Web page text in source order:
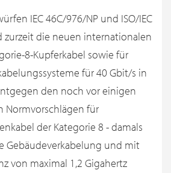
IEC 46C/976/NP und ISO/IEC
zurzeit die neuen internationalen
8-Kupferkabel sowie für
für 40 Gbit/s in
den noch vor einigen
Normvorschlägen für
der Kategorie 8 - damals
Gebäudeverkabelung und mit
von maximal 1,2 Gigahertz